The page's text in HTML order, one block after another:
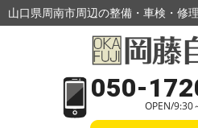
山口県周南市周辺の整備・車検・修
050-
OPEN/9:30